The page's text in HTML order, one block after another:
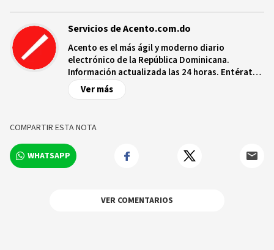
Servicios de Acento.com.do
Acento es el más ágil y moderno diario
electrónico de la República Dominicana.
Información actualizada las 24 horas. Entérate
de las noticias y sucesos más importantes a
nivel nacional e internacional, videos y fotos
relevantes en tiempo real.
Ver más
COMPARTIR ESTA NOTA
WHATSAPP
VER COMENTARIOS